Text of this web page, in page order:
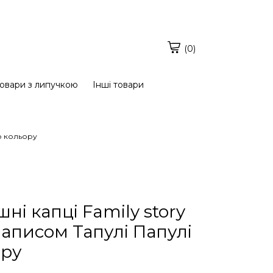
(0)
з липучкою Інші товари
кольору
капці Family story
Тапулі Папулі